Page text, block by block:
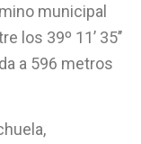
municipal
los 39º 11’ 35’’
a 596 metros